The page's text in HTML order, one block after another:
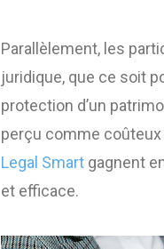
Parallèlement, les
juridique, que ce soit
protection d’un
perçu comme
Legal Smart gagnent
et efficace.